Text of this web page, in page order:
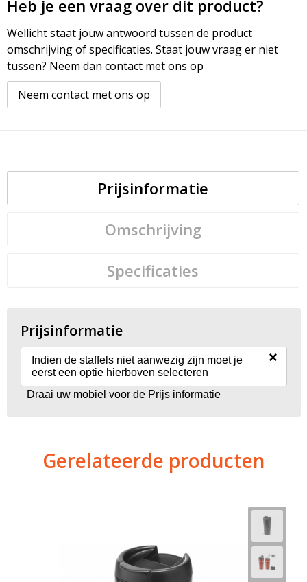
Heb je een vraag over dit product?
Wellicht staat jouw antwoord tussen de product
omschrijving of specificaties. Staat jouw vraag er niet
tussen? Neem dan contact met ons op
Neem contact met ons op
Prijsinformatie
Omschrijving
Specificaties
Prijsinformatie
Indien de staffels niet aanwezig zijn moet je
eerst een optie hierboven selecteren
×
Draai uw mobiel voor de Prijs informatie
Gerelateerde producten